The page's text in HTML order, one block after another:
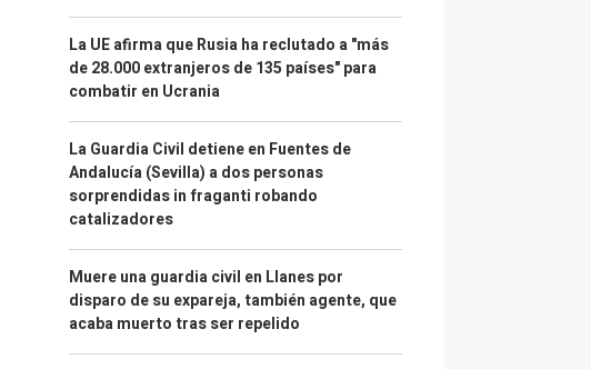
La UE afirma que Rusia ha reclutado a "más
de 28.000 extranjeros de 135 países" para
combatir en Ucrania
La Guardia Civil detiene en Fuentes de
Andalucía (Sevilla) a dos personas
sorprendidas in fraganti robando
catalizadores
Muere una guardia civil en Llanes por
disparo de su expareja, también agente, que
acaba muerto tras ser repelido